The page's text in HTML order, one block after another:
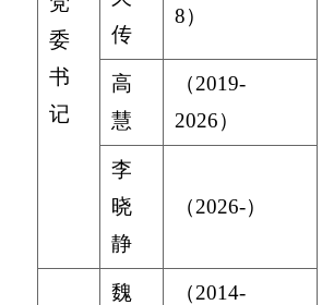
委
书
记
传
8）
高
慧
（2019-
2026）
李
晓
静
（2026-）
魏
（2014-